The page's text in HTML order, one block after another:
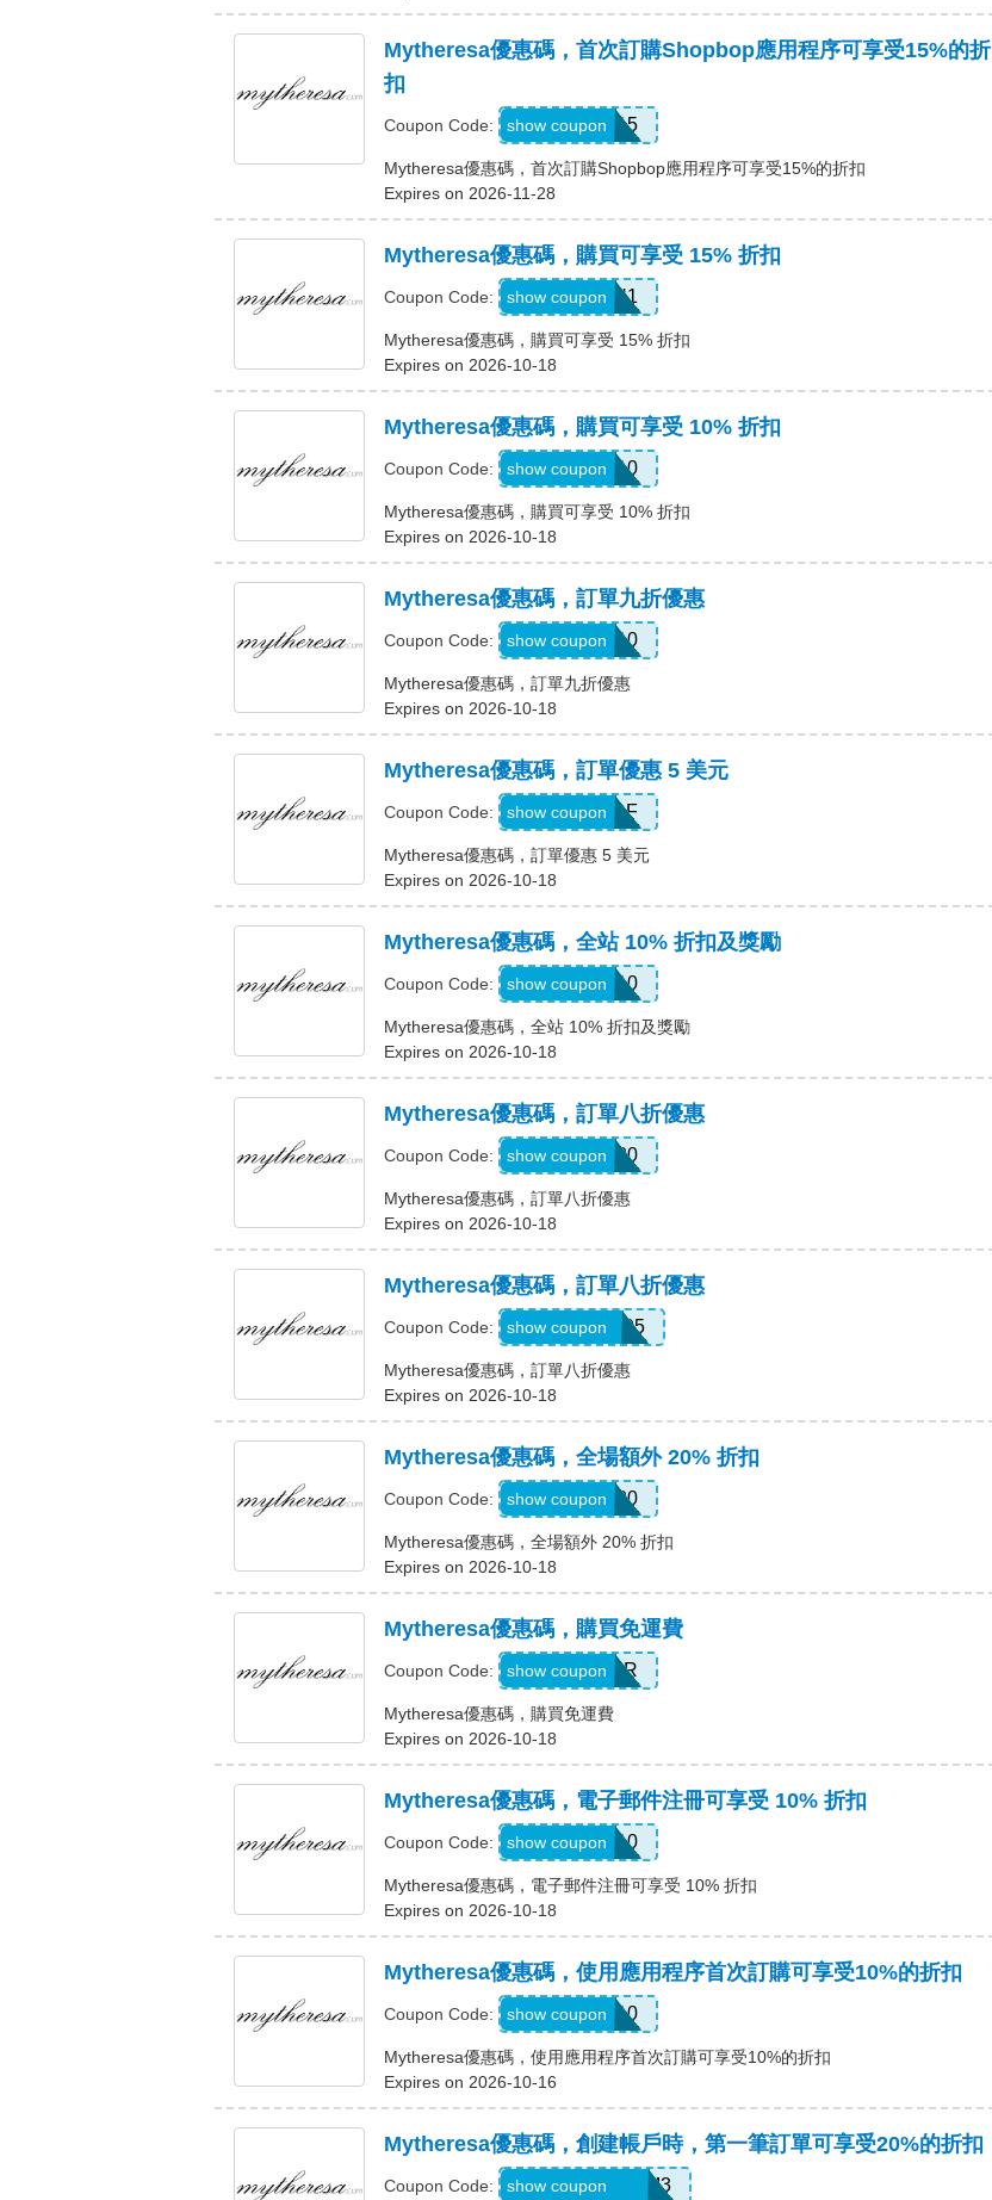
Mytheresa優惠碼，首次訂購Shopbop應用程序可享受15%的折
扣
Coupon Code: APP15
show coupon
Mytheresa優惠碼，首次訂購Shopbop應用程序可享受15%的折扣
Expires on 2026-11-28
Mytheresa優惠碼，購買可享受 15% 折扣
Coupon Code: FORYOU1
show coupon
Mytheresa優惠碼，購買可享受 15% 折扣
Expires on 2026-10-18
Mytheresa優惠碼，購買可享受 10% 折扣
Coupon Code: MYEXTRA10
show coupon
Mytheresa優惠碼，購買可享受 10% 折扣
Expires on 2026-10-18
Mytheresa優惠碼，訂單九折優惠
Coupon Code: MYT10
show coupon
Mytheresa優惠碼，訂單九折優惠
Expires on 2026-10-18
Mytheresa優惠碼，訂單優惠 5 美元
Coupon Code: MZJW33DF
show coupon
Mytheresa優惠碼，訂單優惠 5 美元
Expires on 2026-10-18
Mytheresa優惠碼，全站 10% 折扣及獎勵
Coupon Code: REWARD10
show coupon
Mytheresa優惠碼，全站 10% 折扣及獎勵
Expires on 2026-10-18
Mytheresa優惠碼，訂單八折優惠
Coupon Code: myt20
show coupon
Mytheresa優惠碼，訂單八折優惠
Expires on 2026-10-18
Mytheresa優惠碼，訂單八折優惠
Coupon Code: MYEXTRA205
show coupon
Mytheresa優惠碼，訂單八折優惠
Expires on 2026-10-18
Mytheresa優惠碼，全場額外 20% 折扣
Coupon Code: SALE20
show coupon
Mytheresa優惠碼，全場額外 20% 折扣
Expires on 2026-10-18
Mytheresa優惠碼，購買免運費
Coupon Code: PALMER
show coupon
Mytheresa優惠碼，購買免運費
Expires on 2026-10-18
Mytheresa優惠碼，電子郵件注冊可享受 10% 折扣
Coupon Code: first10
show coupon
Mytheresa優惠碼，電子郵件注冊可享受 10% 折扣
Expires on 2026-10-18
Mytheresa優惠碼，使用應用程序首次訂購可享受10%的折扣
Coupon Code: APP10
show coupon
Mytheresa優惠碼，使用應用程序首次訂購可享受10%的折扣
Expires on 2026-10-16
Mytheresa優惠碼，創建帳戶時，第一筆訂單可享受20%的折扣
Coupon Code: REFU4YP-NMM3
show coupon